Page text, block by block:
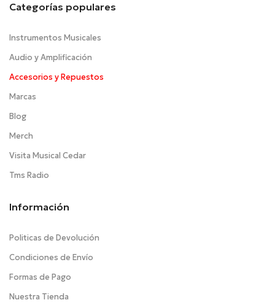
Categorías populares
Instrumentos Musicales
Audio y Amplificación
Accesorios y Repuestos
Marcas
Blog
Merch
Visita Musical Cedar
Tms Radio
Información
Politicas de Devolución
Condiciones de Envío
Formas de Pago
Nuestra Tienda